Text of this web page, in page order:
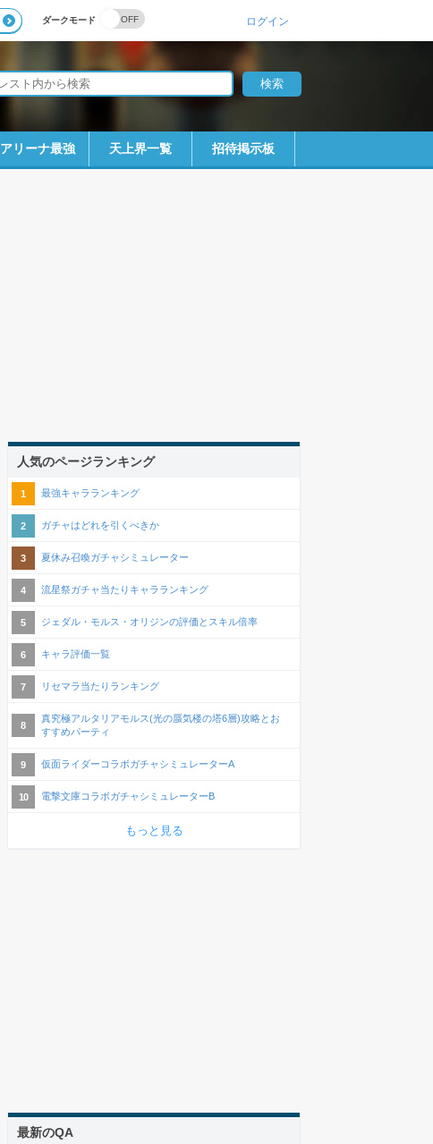
ダークモード ログイン
アリーナ最強 天上界一覧 招待掲示板
人気のページランキング
最強キャラランキング
ガチャはどれを引くべきか
夏休み召喚ガチャシミュレーター
流星祭ガチャ当たりキャラランキング
ジェダル・モルス・オリジンの評価とスキル倍率
キャラ評価一覧
リセマラ当たりランキング
真究極アルタリアモルス(光の蜃気楼の塔6層)攻略とお
すすめパーティ
仮面ライダーコラボガチャシミュレーターA
電撃文庫コラボガチャシミュレーターB
もっと見る
最新のQA